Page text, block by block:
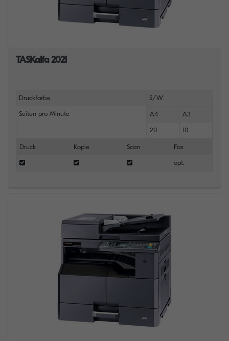
TASKalfa 2021
Druckfarbe S/W
Seiten pro Minute A4 A3
20 10
Druck Kopie Scan Fax
opt.